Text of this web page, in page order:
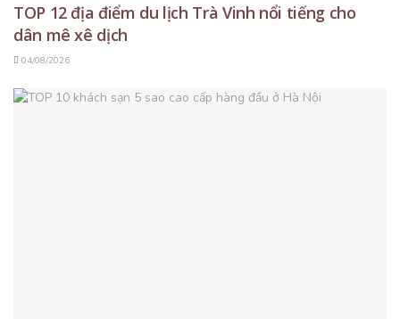
TOP 12 địa điểm du lịch Trà Vinh nổi tiếng cho
dân mê xê dịch
04/08/2026